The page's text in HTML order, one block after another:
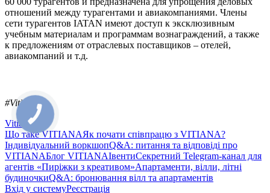
отношений между турагентами и авиакомпаниями. Члены
сети турагентов IATAN имеют доступ к эксклюзивным
учебным материалам и программам вознаграждений, а также
к предложениям от отраслевых поставщиков – отелей,
авиакомпаний и т.д.
#Vitiana
Vitiana
Що таке VITIANAЯк почати співпрацю з VITIANA?
Індивідуальний воркшопQ&A: питання та відповіді про
VITIANAБлог VITIANAІвентиСекретний Telegram-канал для
агентів «Пиріжки з креативом»Апартаменти, вілли, літні
будиночкиQ&A: бронювання вілл та апартаментів
Вхід у системуРеєстрація